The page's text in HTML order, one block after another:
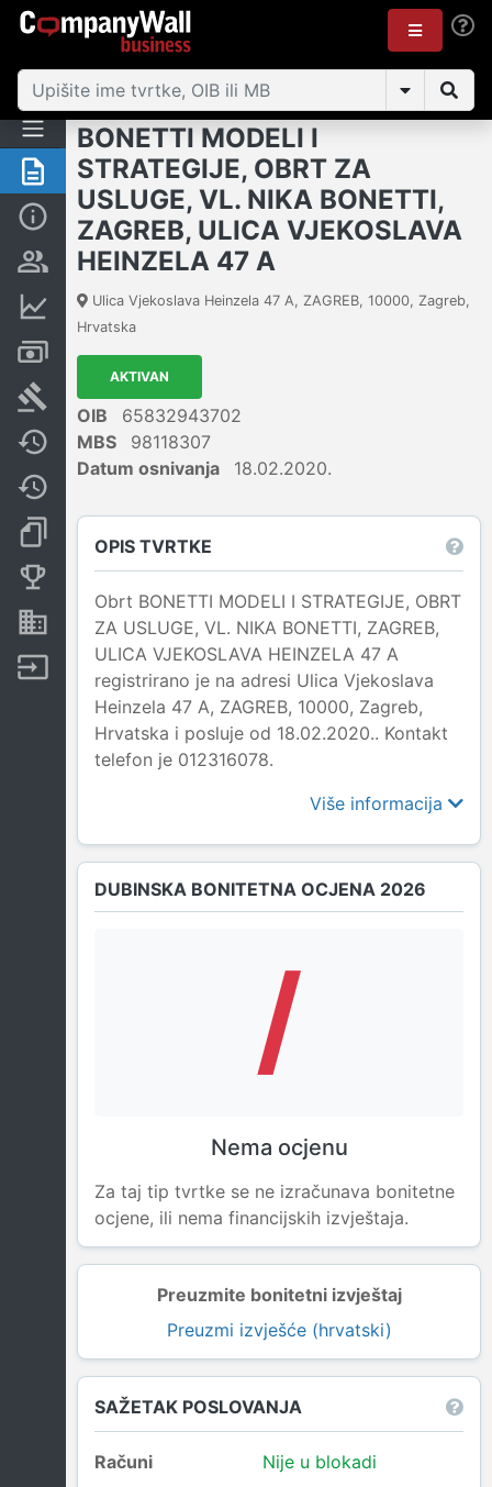
Sažetak
Osnovne informacije
Osobe i vlasništvo
Financijski podaci
Računi i blokade
Sudske objave
Javne nabavke
Konkurentske tvrtke
Nekretnine i imovina
Izvoz
BONETTI MODELI I
STRATEGIJE, OBRT ZA
USLUGE, VL. NIKA BONETTI,
ZAGREB, ULICA VJEKOSLAVA
HEINZELA 47 A
Ulica Vjekoslava Heinzela 47 A, ZAGREB, 10000, Zagreb,
Hrvatska
AKTIVAN
OIB
65832943702
MBS
98118307
Datum osnivanja
18.02.2020.
OPIS TVRTKE
Obrt BONETTI MODELI I STRATEGIJE, OBRT
ZA USLUGE, VL. NIKA BONETTI, ZAGREB,
ULICA VJEKOSLAVA HEINZELA 47 A
registrirano je na adresi Ulica Vjekoslava
Heinzela 47 A, ZAGREB, 10000, Zagreb,
Hrvatska i posluje od 18.02.2020.. Kontakt
telefon je 012316078.
Više informacija
Preuzmite bonitetni izvještaj
Preuzmi izvješće (hrvatski)
DUBINSKA BONITETNA OCJENA 2026
/
Nema ocjenu
Za taj tip tvrtke se ne izračunava bonitetne
ocjene, ili nema financijskih izvještaja.
SAŽETAK POSLOVANJA
Računi
Nije u blokadi